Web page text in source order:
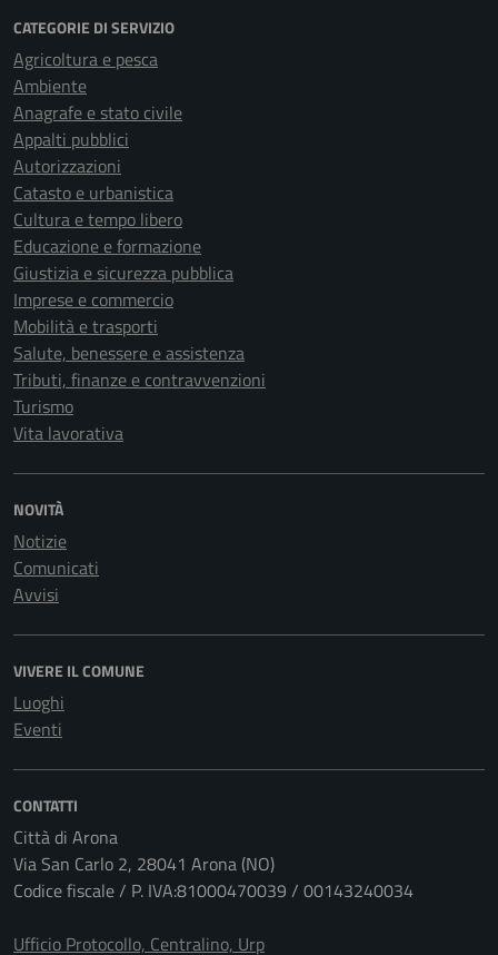
CATEGORIE DI SERVIZIO
Agricoltura e pesca
Ambiente
Anagrafe e stato civile
Appalti pubblici
Autorizzazioni
Catasto e urbanistica
Cultura e tempo libero
Educazione e formazione
Giustizia e sicurezza pubblica
Imprese e commercio
Mobilità e trasporti
Salute, benessere e assistenza
Tributi, finanze e contravvenzioni
Turismo
Vita lavorativa
NOVITÀ
Notizie
Comunicati
Avvisi
VIVERE IL COMUNE
Luoghi
Eventi
CONTATTI
Città di Arona
Via San Carlo 2, 28041 Arona (NO)
Codice fiscale / P. IVA:81000470039 / 00143240034
Ufficio Protocollo, Centralino, Urp